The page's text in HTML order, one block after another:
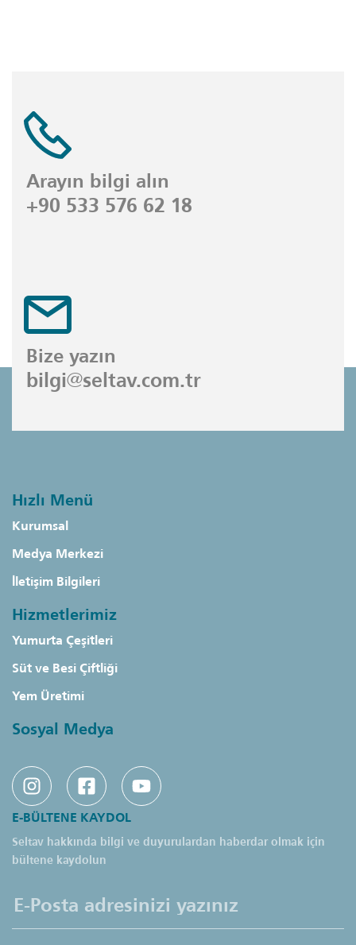
Arayın bilgi alın
+90 533 576 62 18
Bize yazın
bilgi@seltav.com.tr
Hızlı Menü
Kurumsal
Medya Merkezi
İletişim Bilgileri
Hizmetlerimiz
Yumurta Çeşitleri
Süt ve Besi Çiftliği
Yem Üretimi
Sosyal Medya
E-BÜLTENE KAYDOL
Seltav hakkında bilgi ve duyurulardan haberdar olmak için
bültene kaydolun